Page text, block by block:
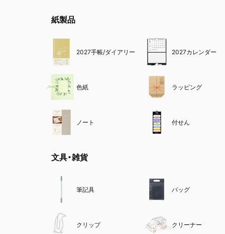
紙製品
2027手帳/ダイアリー 2027カレンダー
色紙 ラッピング
ノート 付せん
文具・雑貨
筆記具 バッグ
クリップ クリーナー